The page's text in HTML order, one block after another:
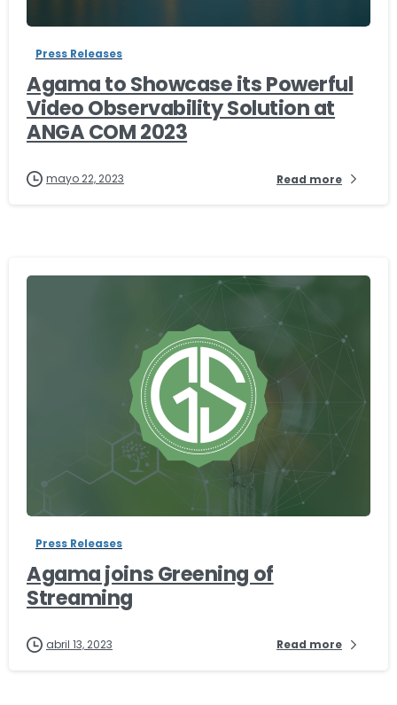
Press Releases
Agama to Showcase its Powerful
Video Observability Solution at
ANGA COM 2023
mayo 22, 2023 Read more
Press Releases
Agama joins Greening of
Streaming
abril 13, 2023 Read more